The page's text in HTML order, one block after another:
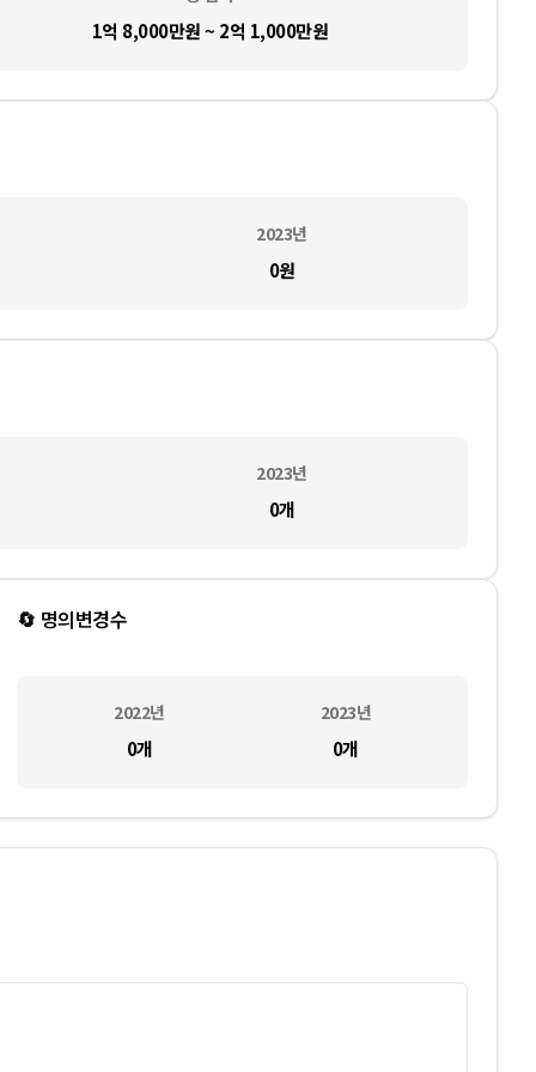
1억 8,000만원 ~ 2억 1,000만원
2023년
0원
2023년
0개
🔄 명의변경수
2022년 2023년
0개 0개